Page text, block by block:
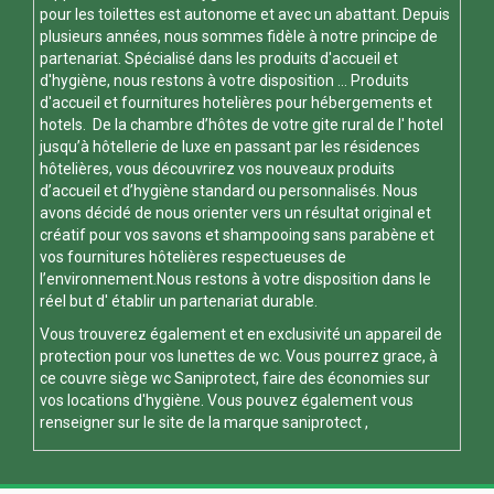
pour les toilettes est autonome et avec un abattant. Depuis
plusieurs années, nous sommes fidèle à notre principe de
partenariat. Spécialisé dans les produits d'accueil et
d'hygiène, nous restons à votre disposition ... Produits
d'accueil et fournitures hotelières pour hébergements et
hotels. De la chambre d’hôtes de votre gite rural de l' hotel
jusqu’à hôtellerie de luxe en passant par les résidences
hôtelières, vous découvrirez vos nouveaux produits
d’accueil et d’hygiène standard ou personnalisés. Nous
avons décidé de nous orienter vers un résultat original et
créatif pour vos savons et shampooing sans parabène et
vos fournitures hôtelières respectueuses de
l’environnement.Nous restons à votre disposition dans le
réel but d' établir un partenariat durable.
Vous trouverez également et en exclusivité un appareil de
protection pour vos lunettes de wc. Vous pourrez grace, à
ce couvre siège wcSaniprotect, faire des économies sur
vos locations d'hygiène. Vous pouvez également vous
renseigner sur le site de la marque saniprotect,